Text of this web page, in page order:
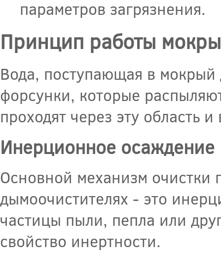
параметров загрязнения.
Принцип работы
Вода, поступающая в мокрый
форсунки, которые
проходят через эту область
Инерционное осаждение
Основной механизм очистки
дымоочистителях - это
частицы пыли, пепла или
свойство инертности.